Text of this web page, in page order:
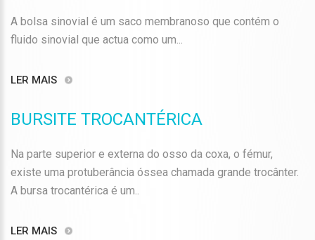
A bolsa sinovial é um saco membranoso que contém o
fluido sinovial que actua como um...
LER MAIS
BURSITE TROCANTÉRICA
Na parte superior e externa do osso da coxa, o fémur,
existe uma protuberância óssea chamada grande trocânter.
A bursa trocantérica é um..
LER MAIS